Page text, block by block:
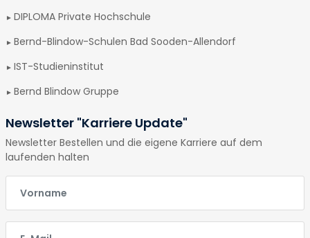
DIPLOMA Private Hochschule
Bernd-Blindow-Schulen Bad Sooden-Allendorf
IST-Studieninstitut
Bernd Blindow Gruppe
Newsletter "Karriere Update"
Newsletter Bestellen und die eigene Karriere auf dem
laufenden halten